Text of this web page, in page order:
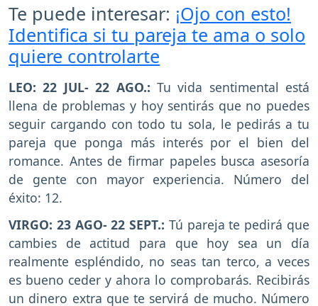
Te puede interesar: ¡Ojo con esto!
Identifica si tu pareja te ama o solo
quiere controlarte
LEO: 22 JUL- 22 AGO.: Tu vida sentimental está
llena de problemas y hoy sentirás que no puedes
seguir cargando con todo tu sola, le pedirás a tu
pareja que ponga más interés por el bien del
romance. Antes de firmar papeles busca asesoría
de gente con mayor experiencia. Número del
éxito: 12.
VIRGO: 23 AGO- 22 SEPT.: Tú pareja te pedirá que
cambies de actitud para que hoy sea un día
realmente espléndido, no seas tan terco, a veces
es bueno ceder y ahora lo comprobarás. Recibirás
un dinero extra que te servirá de mucho. Número